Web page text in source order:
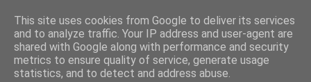
This site uses cookies from Google to deliver its services
and to analyze traffic. Your IP address and user-agent are
shared with Google along with performance and security
metrics to ensure quality of service, generate usage
statistics, and to detect and address abuse.
Agnus blog
Pages